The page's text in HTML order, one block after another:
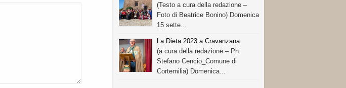
(Testo a cura della redazione –
Foto di Beatrice Bonino) Domenica
15 sette...
La Dieta 2023 a Cravanzana
(a cura della redazione – Ph
Stefano Cencio_Comune di
Cortemilia) Domenica...